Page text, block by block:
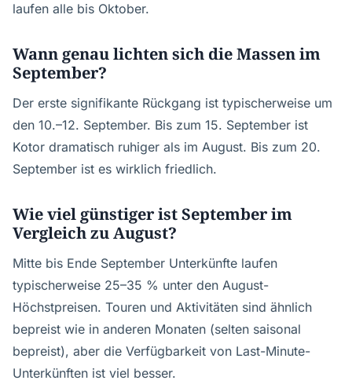
laufen alle bis Oktober.
Wann genau lichten sich die Massen im
September?
Der erste signifikante Rückgang ist typischerweise um
den 10.–12. September. Bis zum 15. September ist
Kotor dramatisch ruhiger als im August. Bis zum 20.
September ist es wirklich friedlich.
Wie viel günstiger ist September im
Vergleich zu August?
Mitte bis Ende September Unterkünfte laufen
typischerweise 25–35 % unter den August-
Höchstpreisen. Touren und Aktivitäten sind ähnlich
bepreist wie in anderen Monaten (selten saisonal
bepreist), aber die Verfügbarkeit von Last-Minute-
Unterkünften ist viel besser.